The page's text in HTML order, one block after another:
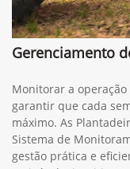
Gerenciamento
Monitorar a
garantir que cada
máximo. As
Sistema de
gestão prática e